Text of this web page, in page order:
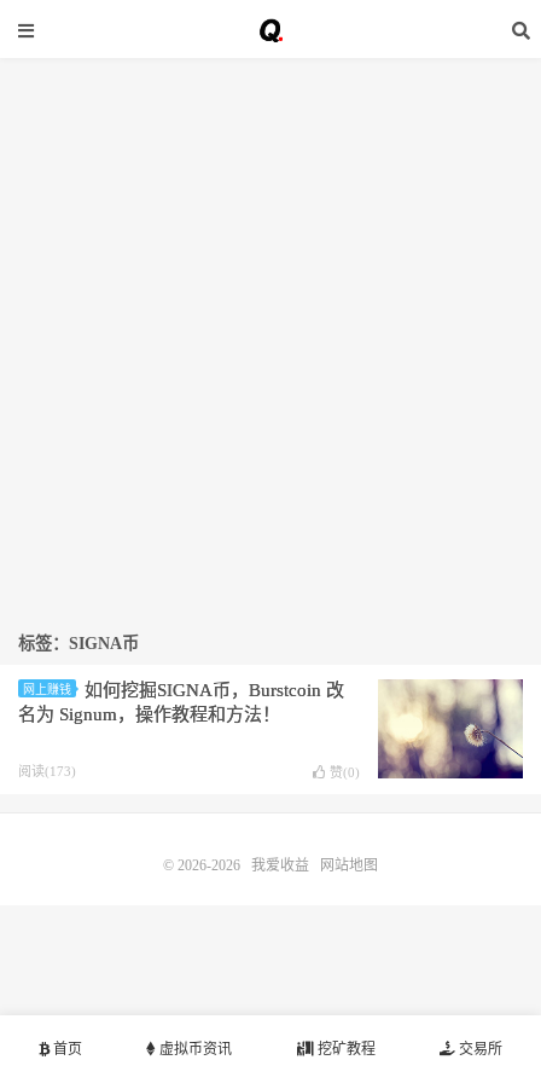
标签：SIGNA币
网上赚钱
如何挖掘SIGNA币，Burstcoin 改
名为 Signum，操作教程和方法！
阅读(173) 赞(0)
首页 虚拟币资讯 挖矿教程 交易所
© 2026-2026 我爱收益 网站地图